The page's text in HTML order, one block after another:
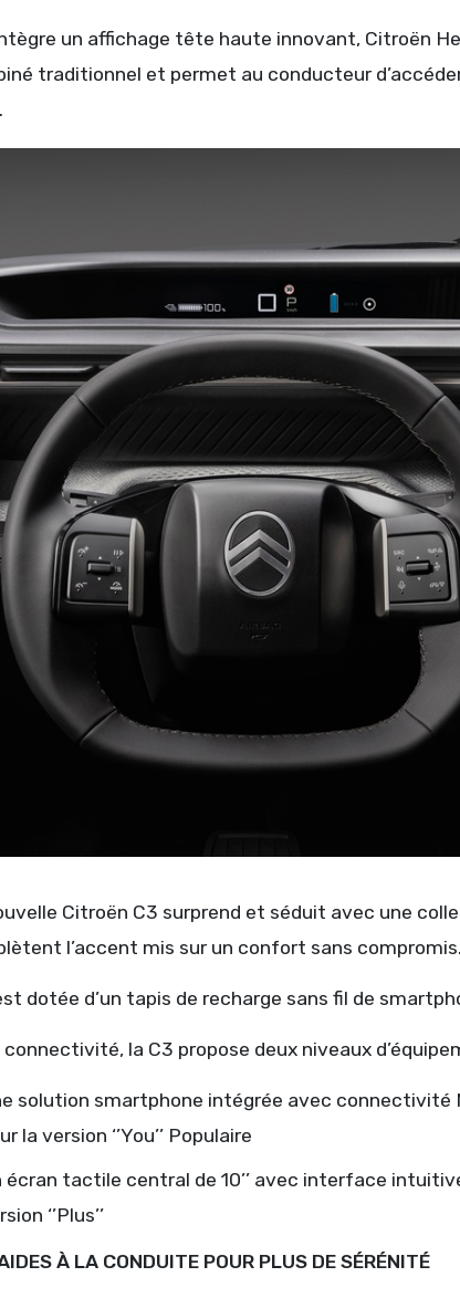
un affichage tête haute innovant, Citroën
traditionnel et permet au conducteur
Citroën C3 surprend et séduit avec une
l’accent mis sur un confort sans compromis.
dotée d’un tapis de recharge sans fil de
la C3 propose deux niveaux
solution smartphone intégrée avec connectivité
la version ‘’You’’ Populaire
écran tactile central de 10’’ avec interface
‘’Plus’’
À LA CONDUITE POUR PLUS DE SÉRÉNITÉ